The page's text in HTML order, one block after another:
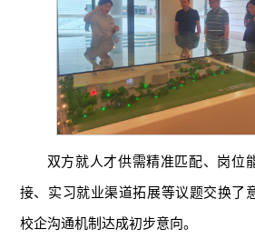
双方就人才供需精准匹配、岗位
接、实习就业渠道拓展等议题交换了
校企沟通机制达成初步意向。